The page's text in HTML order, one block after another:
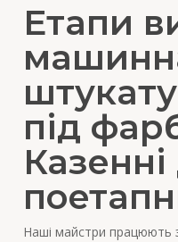
Етапи
під
Казенні
Наші майстри працюють